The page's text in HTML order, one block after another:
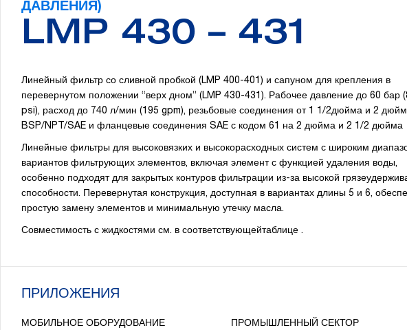
ДАВЛЕНИЯ)
LMP 430 – 431
Линейный фильтр со сливной пробкой (LMP 400-401) и сапуном для крепления в
перевернутом положении “верх дном” (LMP 430-431). Рабочее давление до 60 бар
psi), расход до 740 л/мин (195 gpm), резьбовые соединения от 1 1/2дюйма и 2
BSP/NPT/SAE и фланцевые соединения SAE с кодом 61 на 2 дюйма и 2 1/2 дюйма
Линейные фильтры для высоковязких и высокорасходных систем с широким
вариантов фильтрующих элементов, включая элемент с функцией удаления воды,
особенно подходят для закрытых контуров фильтрации из-за высокой
способности. Перевернутая конструкция, доступная в вариантах длины 5 и 6,
простую замену элементов и минимальную утечку масла.
Совместимость с жидкостями см. в соответствующейтаблице .
ПРИЛОЖЕНИЯ
МОБИЛЬНОЕ ОБОРУДОВАНИЕ ПРОМЫШЛЕННЫЙ СЕКТОР